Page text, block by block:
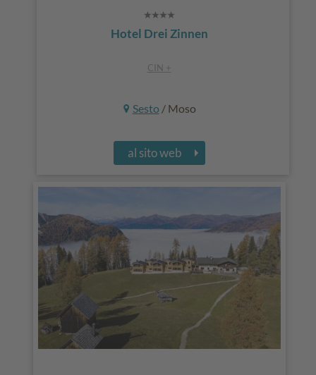
Hotel Drei Zinnen
CIN +
Sesto / Moso
al sito web